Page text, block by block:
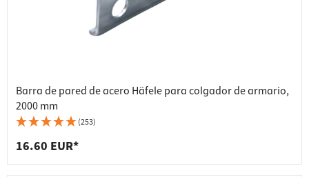
Barra de pared de acero Häfele para colgador de armario,
2000 mm
(253)
16.60 EUR*